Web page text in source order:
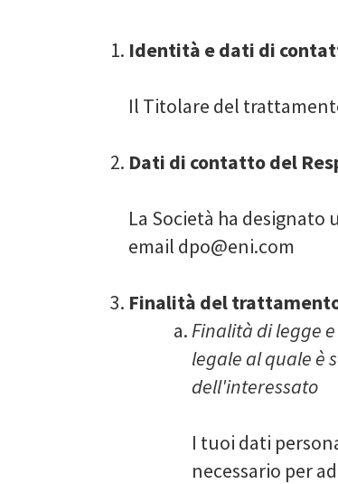
Identità e dati di
Il Titolare del
Dati di contatto del
La Società ha
email dpo@eni.com
Finalità del
Finalità di legge
legale al quale è
dell'interessato
I tuoi dati
necessario per